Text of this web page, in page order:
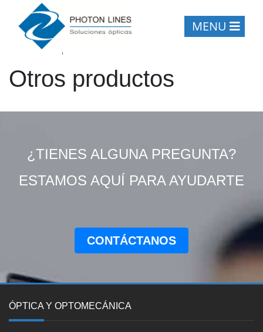
MENU
Otros productos
Otros productos
¿TIENES ALGUNA PREGUNTA?
ESTAMOS AQUÍ PARA AYUDARTE
CONTÁCTANOS
ÓPTICA Y OPTOMECÁNICA